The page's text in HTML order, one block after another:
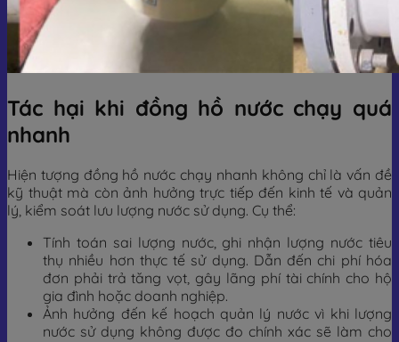
Tác hại khi đồng hồ nước chạy quá
nhanh
Hiện tượng đồng hồ nước chạy nhanh không chỉ là vấn đề
kỹ thuật mà còn ảnh hưởng trực tiếp đến kinh tế và quản
lý, kiểm soát lưu lượng nước sử dụng. Cụ thể:
Tính toán sai lượng nước, ghi nhận lượng nước tiêu
thụ nhiều hơn thực tế sử dụng. Dẫn đến chi phí hóa
đơn phải trả tăng vọt, gây lãng phí tài chính cho hộ
gia đình hoặc doanh nghiệp.
Ảnh hưởng đến kế hoạch quản lý nước vì khi lượng
nước sử dụng không được đo chính xác sẽ làm cho